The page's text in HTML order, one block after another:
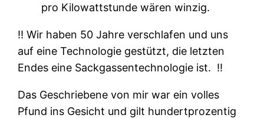
pro Kilowattstunde wären winzig.
‼ Wir haben 50 Jahre verschlafen und uns
auf eine Technologie gestützt, die letzten
Endes eine Sackgassentechnologie ist. ‼
Das Geschriebene von mir war ein volles
Pfund ins Gesicht und gilt hundertprozentig